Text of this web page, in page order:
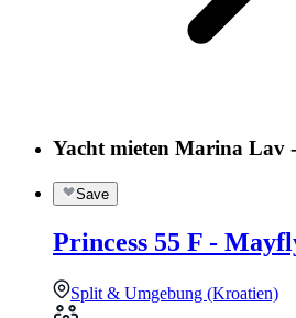
Yacht mieten Marina Lav
Save
Princess 55 F -
Split & Umgebung (Kroatien)